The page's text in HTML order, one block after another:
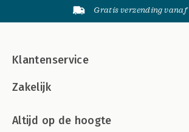
Gratis verzending
Klantenservice
Zakelijk
Altijd op de hoogte